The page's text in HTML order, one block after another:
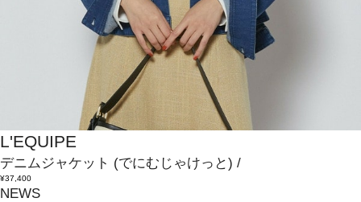
L'EQUIPE
デニムジャケット (でにむじゃけっと) /
¥37,400
NEWS